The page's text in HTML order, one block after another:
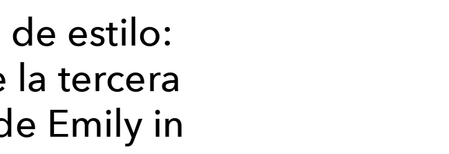
de estilo:
la tercera
Emily in